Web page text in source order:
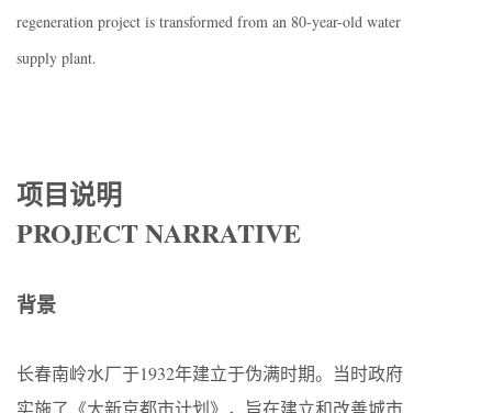
regeneration project is transformed from an 80-year-old water
supply plant.
项目说明
PROJECT NARRATIVE
背景
长春南岭水厂于1932年建立于伪满时期。当时政府
实施了《大新京都市计划》，旨在建立和改善城市